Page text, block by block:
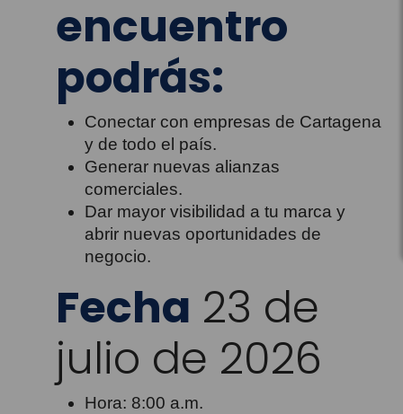
encuentro
podrás:
Conectar con empresas de Cartagena
y de todo el país.
Generar nuevas alianzas
comerciales.
Dar mayor visibilidad a tu marca y
abrir nuevas oportunidades de
negocio.
Fecha 23 de
julio de 2026
Hora: 8:00 a.m.